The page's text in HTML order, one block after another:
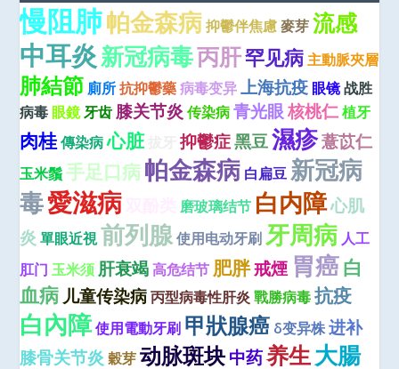
慢阻肺帕金森病 抑鬱伴焦慮 麥芽 流感
中耳炎新冠病毒丙肝罕见病 主動脈夾層
肺結節 廁所 抗抑鬱藥 病毒变异 上海抗疫 眼镜战胜
病毒 眼鏡牙齿 膝关节炎 传染病 青光眼 核桃仁植牙
肉桂 傳染病 心脏 抑鬱症黑豆濕疹薏苡仁
玉米鬚 手足口病帕金森病 白扁豆 新冠病
毒愛滋病 磨玻璃结节 白内障心肌
炎 單眼近視前列腺使用电动牙刷 牙周病 人工
肛门 玉米须 肝衰竭 高危结节 肥胖戒煙 胃癌白
血病 儿童传染病 丙型病毒性肝炎 戰勝病毒 抗疫
白內障使用電動牙刷 甲狀腺癌 δ变异株进补
膝骨关节炎 穀芽 动脉斑块中药养生大腸